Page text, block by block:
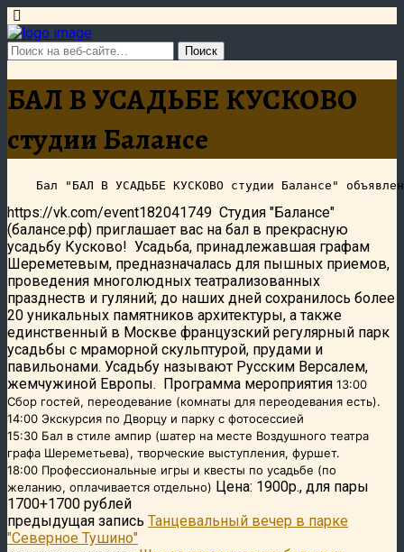
БАЛ В УСАДЬБЕ КУСКОВО
студии Балансе
https://vk.com/event182041749 Студия "Балансе"
(балансе.рф) приглашает вас на бал в прекрасную
усадьбу Кусково! Усадьба, принадлежавшая графам
Шереметевым, предназначалась для пышных приемов,
проведения многолюдных театрализованных
празднеств и гуляний; до наших дней сохранилось более
20 уникальных памятников архитектуры, а также
единственный в Москве французский регулярный парк
усадьбы с мраморной скульптурой, прудами и
павильонами. Усадьбу называют Русским Версалем,
жемчужиной Европы. Программа мероприятия 13:00
Сбор гостей, переодевание (комнаты для переодевания есть).
14:00 Экскурсия по Дворцу и парку с фотосессией
15:30 Бал в стиле ампир (шатер на месте Воздушного театра
графа Шереметьева), творческие выступления, фуршет.
18:00 Профессиональные игры и квесты по усадьбе (по
желанию, оплачивается отдельно) Цена: 1900р., для пары
1700+1700 рублей
предыдущая запись Танцевальный вечер в парке
"Северное Тушино"